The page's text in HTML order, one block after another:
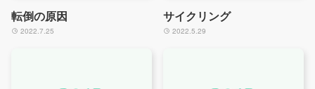
転倒の原因
2022.7.25
サイクリング
2022.5.29